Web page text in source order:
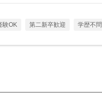
験OK 第二新卒歓迎 学歴不問